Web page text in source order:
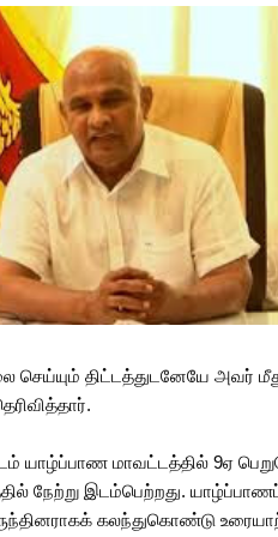
திட்­டத்­து­ட­னேயே அவர் மீது
யாழ்ப்­பாண மாவட்­டத்­தில் 9ஏ
நேற்று இடம்­பெற்­றது.
கலந்­து­கொண்டு